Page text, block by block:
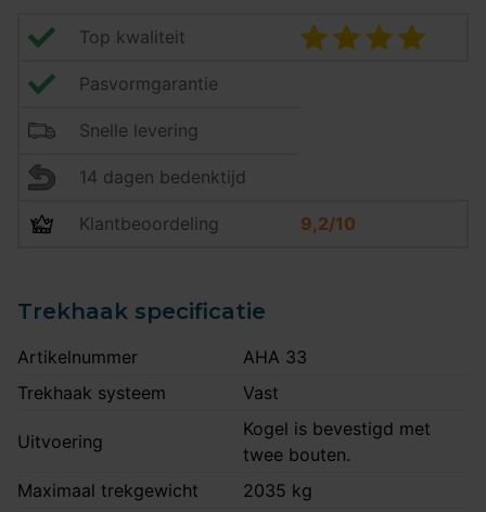
Top kwaliteit
Pasvormgarantie
Snelle levering
14 dagen bedenktijd
Klantbeoordeling 9,2/10
Trekhaak specificatie
Artikelnummer
AHA 33
Trekhaak systeem
Vast
Uitvoering
Kogel is bevestigd met
twee bouten.
Maximaal trekgewicht
2035 kg